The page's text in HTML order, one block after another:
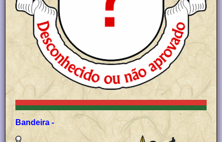
Bandeira -